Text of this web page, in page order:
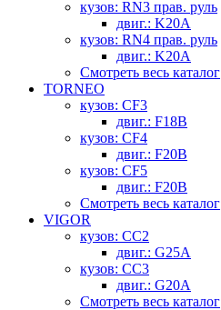
кузов: RN3 прав. руль
двиг.: K20A
кузов: RN4 прав. руль
двиг.: K20A
Смотреть весь каталог
TORNEO
кузов: CF3
двиг.: F18B
кузов: CF4
двиг.: F20B
кузов: CF5
двиг.: F20B
Смотреть весь каталог
VIGOR
кузов: CC2
двиг.: G25A
кузов: CC3
двиг.: G20A
Смотреть весь каталог